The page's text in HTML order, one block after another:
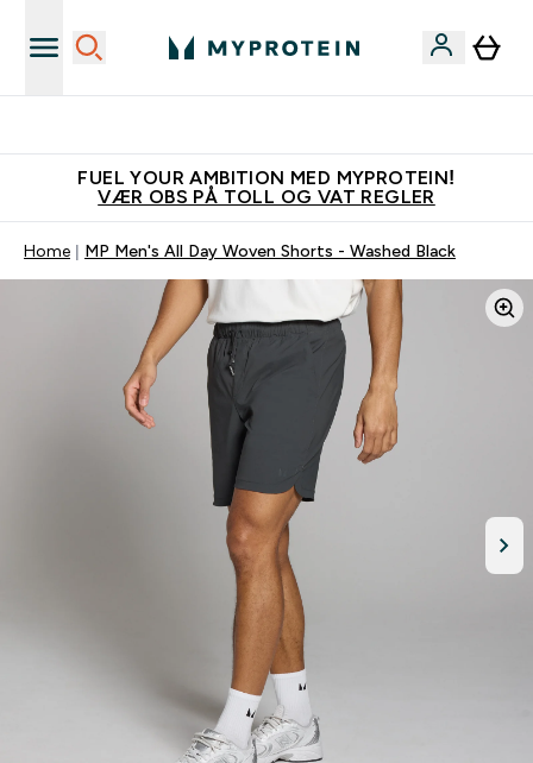
FUEL YOUR AMBITION MED MYPROTEIN!
VÆR OBS PÅ TOLL OG VAT REGLER
Home MP Men's All Day Woven Shorts - Washed Black